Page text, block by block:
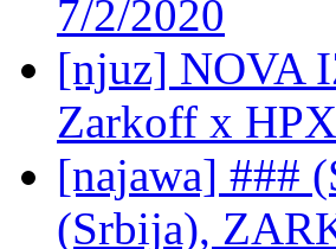
7/2/2020
[njuz] NOVA
Zarkoff x
[najawa] ###
(Srbija),